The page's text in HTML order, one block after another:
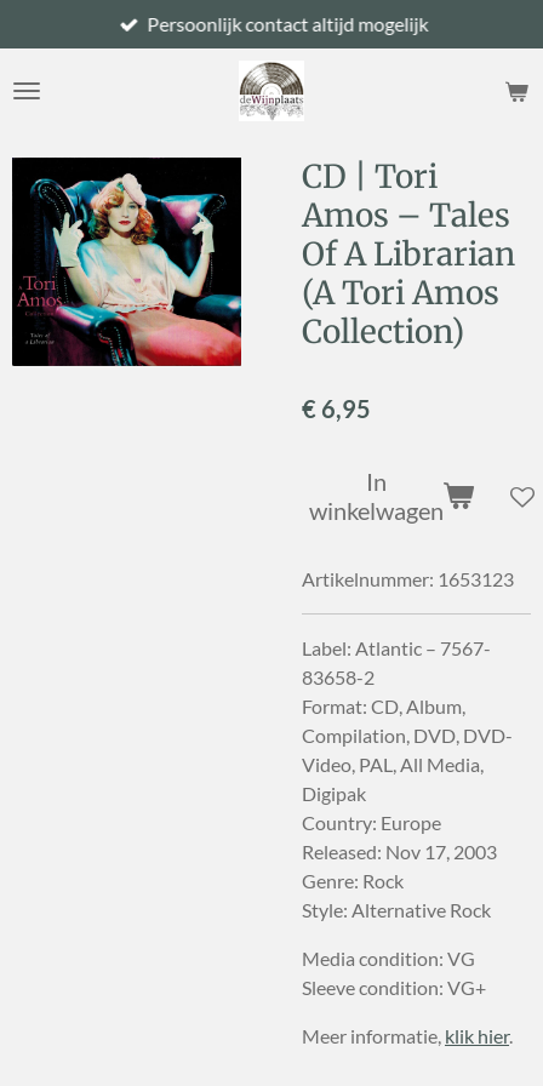
direct
naar
Persoonlijk contact altijd mogelijk
CD | Tori
Amos – Tales
Of A Librarian
(A Tori Amos
Collection)
€ 6,95
In
winkelwagen
Artikelnummer: 1653123
Label: Atlantic – 7567-
83658-2
Format: CD, Album,
Compilation, DVD, DVD-
Video, PAL, All Media,
Digipak
Country: Europe
Released: Nov 17, 2003
Genre: Rock
Style: Alternative Rock
Media condition: VG
Sleeve condition: VG+
Meer informatie, klik hier.